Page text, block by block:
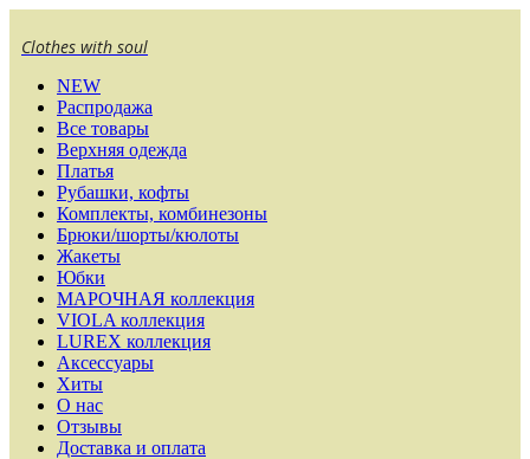
Clothes with soul
NEW
Распродажа
Все товары
Верхняя одежда
Платья
Рубашки, кофты
Комплекты, комбинезоны
Брюки/шорты/кюлоты
Жакеты
Юбки
МАРОЧНАЯ коллекция
VIOLA коллекция
LUREX коллекция
Аксессуары
Хиты
О нас
Отзывы
Доставка и оплата